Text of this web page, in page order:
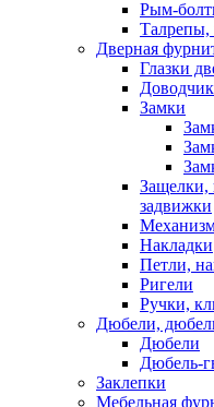
Рым-
Дверная
Глазки
Замки
Защелки,
задвижки
Накладки
Петли,
Ригели
Ручки,
Дюбели,
Дюбели
Дюбель-
Заклепки
Мебельная